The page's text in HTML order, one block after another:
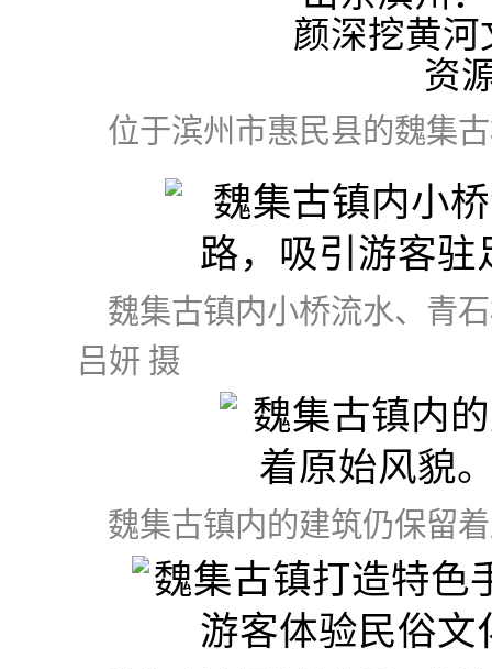
位于滨州市惠民县的魏
魏集古镇内小桥流水、青
吕妍 摄
魏集古镇内的建筑仍保留